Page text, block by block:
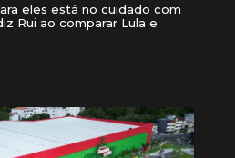
eles está no cuidado com
Rui ao comparar Lula e